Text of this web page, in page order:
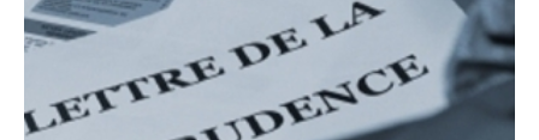
T.A.
d'Amiens